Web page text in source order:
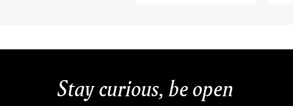
Stay curious, be open